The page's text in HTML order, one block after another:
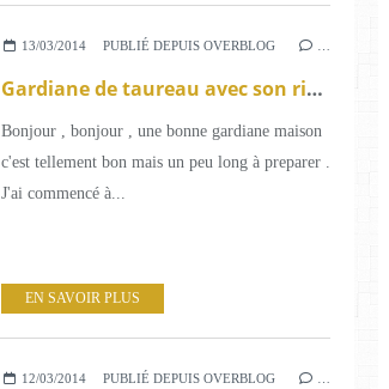
13/03/2014 PUBLIÉ DEPUIS OVERBLOG
Gardiane de taureau avec son riz de Camargue et son vin rouge du pays .
Bonjour , bonjour , une bonne gardiane maison
c'est tellement bon mais un peu long à preparer .
J'ai commencé à...
EN SAVOIR PLUS
12/03/2014 PUBLIÉ DEPUIS OVERBLOG